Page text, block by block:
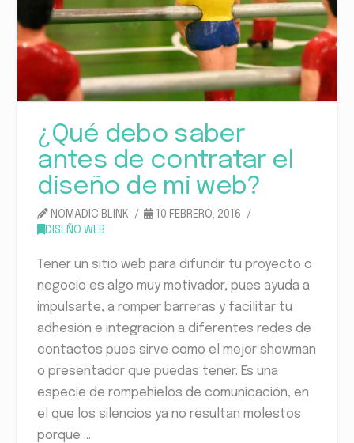
¿Qué debo saber
antes de contratar el
diseño de mi web?
NOMADIC BLINK
10 FEBRERO, 2016
DISEÑO WEB
Tener un sitio web para difundir tu proyecto o
negocio es algo muy motivador, pues ayuda a
impulsarte, a romper barreras y facilitar tu
adhesión e integración a diferentes redes de
contactos pues sirve como el mejor showman
o presentador que puedas tener. Es una
especie de rompehielos de comunicación, en
el que los silencios ya no resultan molestos
porque …